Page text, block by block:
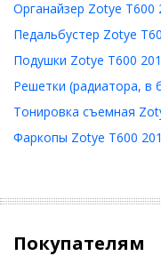
Органайзер Zotye T600
Педальбустер Zotye
Подушки Zotye T600
Решетки (радиатора, в
Тонировка съемная
Фаркопы Zotye T600
Покупателям